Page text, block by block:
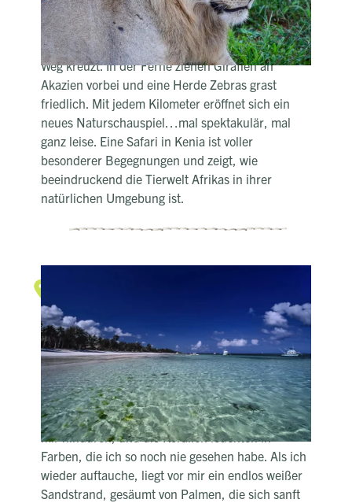
in goldenes Licht, als sich plötzlich etwas im
hohen Gras bewegt. Ein Löwe hebt den Kopf,
während eine Elefantenfamilie gemächlich ihren
Weg kreuzt. In der Ferne ziehen Giraffen an
Akazien vorbei und eine Herde Zebras grast
friedlich. Mit jedem Kilometer eröffnet sich ein
neues Naturschauspiel…mal spektakulär, mal
ganz leise. Eine Safari in Kenia ist voller
besonderer Begegnungen und zeigt, wie
beeindruckend die Tierwelt Afrikas in ihrer
natürlichen Umgebung ist.
Türkisblaues Paradies – Tauchgang
in den Indischen Ozean
Ich lasse mich rücklings ins warme Wasser vor
Watamu fallen und schon umgibt mich eine
andere Welt. Bunte Fische ziehen in Schwärmen
an mir vorbei, ein Riffhai gleitet gemächlich unter
mir hindurch, und die Korallen leuchten in
Farben, die ich so noch nie gesehen habe. Als ich
wieder auftauche, liegt vor mir ein endlos weißer
Sandstrand, gesäumt von Palmen, die sich sanft